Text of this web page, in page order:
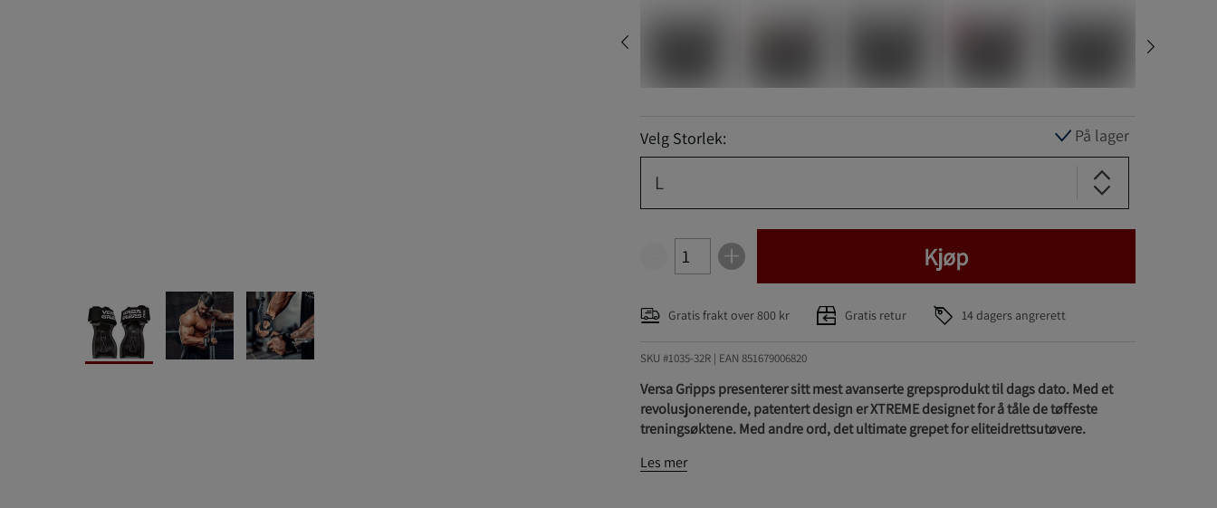
Velg Storlek: På lager
L
Kjøp
Gratis frakt over 800 kr Gratis retur 14 dagers angrerett
SKU #1035-32R | EAN 851679006820
Versa Gripps presenterer sitt mest avanserte grepsprodukt til dags dato. Med et
revolusjonerende, patentert design er XTREME designet for å tåle de tøffeste
treningsøktene. Med andre ord, det ultimate grepet for eliteidrettsutøvere.
Les mer